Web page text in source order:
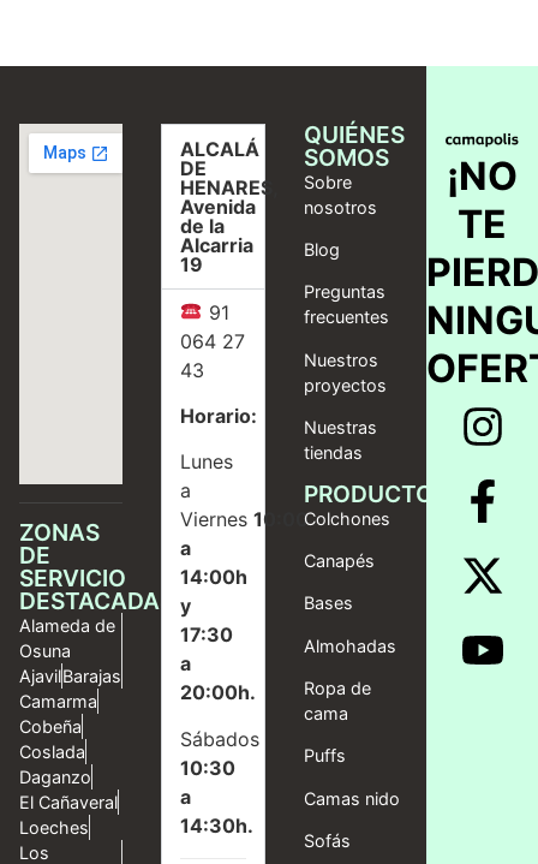
ZONAS
DE
SERVICIO
DESTACADAS
Alameda de
Osuna
AjavilBarajas
Camarma
Cobeña
Coslada
Daganzo
El Cañaveral
Loeches
Los
ALCALÁ
DE
HENARES,
Avenida
de la
Alcarria
19
91
064 27
43
Horario:
Lunes
a
Viernes10:00
a
14:00h
y
17:30
a
20:00h.
Sábados
10:30
a
14:30h.
QUIÉNES
SOMOS
Sobre
nosotros
Blog
Preguntas
frecuentes
Nuestros
proyectos
Nuestras
tiendas
PRODUCTOS
Colchones
Canapés
Bases
Almohadas
Ropa de
cama
Puffs
Camas nido
Sofás
¡NO
TE